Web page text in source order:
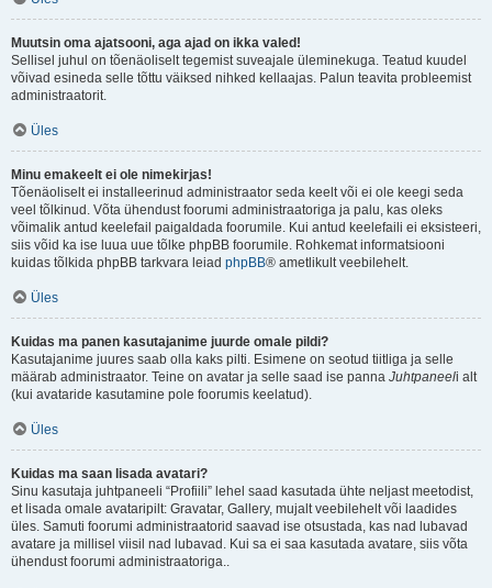
Muutsin oma ajatsooni, aga ajad on ikka valed!
Sellisel juhul on tõenäoliselt tegemist suveajale üleminekuga. Teatud kuudel
võivad esineda selle tõttu väiksed nihked kellaajas. Palun teavita probleemist
administraatorit.
Üles
Minu emakeelt ei ole nimekirjas!
Tõenäoliselt ei installeerinud administraator seda keelt või ei ole keegi seda
veel tõlkinud. Võta ühendust foorumi administraatoriga ja palu, kas oleks
võimalik antud keelefail paigaldada foorumile. Kui antud keelefaili ei eksisteeri,
siis võid ka ise luua uue tõlke phpBB foorumile. Rohkemat informatsiooni
kuidas tõlkida phpBB tarkvara leiad phpBB® ametlikult veebilehelt.
Üles
Kuidas ma panen kasutajanime juurde omale pildi?
Kasutajanime juures saab olla kaks pilti. Esimene on seotud tiitliga ja selle
määrab administraator. Teine on avatar ja selle saad ise panna Juhtpaneeli alt
(kui avataride kasutamine pole foorumis keelatud).
Üles
Kuidas ma saan lisada avatari?
Sinu kasutaja juhtpaneeli “Profiili” lehel saad kasutada ühte neljast meetodist,
et lisada omale avataripilt: Gravatar, Gallery, mujalt veebilehelt või laadides
üles. Samuti foorumi administraatorid saavad ise otsustada, kas nad lubavad
avatare ja millisel viisil nad lubavad. Kui sa ei saa kasutada avatare, siis võta
ühendust foorumi administraatoriga..